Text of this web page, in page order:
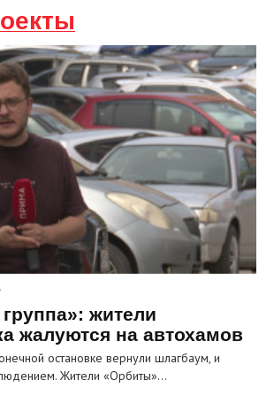
жители
жалуются на автохамов
остановке вернули шлагбаум, и
Жители «Орбиты»…